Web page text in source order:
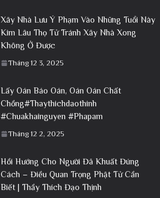
Xây Nhà Lưu Ý Phạm Vào Những Tuổi Này
Kim Lâu Thọ Tử Tránh Xây Nhà Xong
Không Ở Được
Tháng 12 3, 2025
Lấy Oán Báo Oán, Oán Oán Chất
Chồng#Thaythichdaothinh
#Chuakhainguyen #Phapam
Tháng 12 2, 2025
Hồi Hướng Cho Người Đã Khuất Đúng
Cách – Điều Quan Trọng Phật Tử Cần
Biết | Thầy Thích Đạo Thịnh